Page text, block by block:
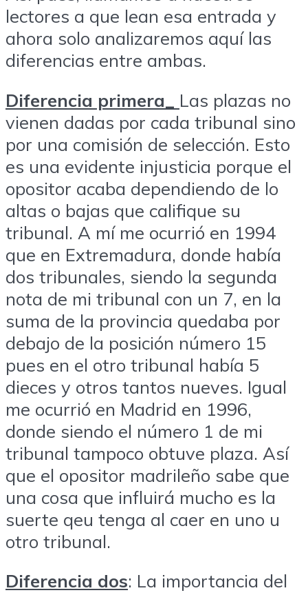
lectores a que lean esa entrada y
ahora solo analizaremos aquí las
diferencias entre ambas.
Diferencia primera_ Las plazas no
vienen dadas por cada tribunal sino
por una comisión de selección. Esto
es una evidente injusticia porque el
opositor acaba dependiendo de lo
altas o bajas que califique su
tribunal. A mí me ocurrió en 1994
que en Extremadura, donde había
dos tribunales, siendo la segunda
nota de mi tribunal con un 7, en la
suma de la provincia quedaba por
debajo de la posición número 15
pues en el otro tribunal había 5
dieces y otros tantos nueves. Igual
me ocurrió en Madrid en 1996,
donde siendo el número 1 de mi
tribunal tampoco obtuve plaza. Así
que el opositor madrileño sabe que
una cosa que influirá mucho es la
suerte qeu tenga al caer en uno u
otro tribunal.
Diferencia dos: La importancia del